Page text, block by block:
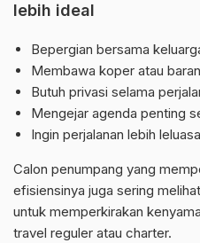
lebih ideal
Bepergian bersama
Membawa koper atau
Butuh privasi selama
Mengejar agenda penting
Ingin perjalanan lebih
Calon penumpang yang
efisiensinya juga sering melihat
untuk memperkirakan
travel reguler atau charter.